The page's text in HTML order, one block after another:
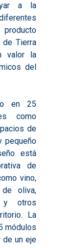
a la
Tierra
valor la
del
en 25
como
de
pequeño
está
de
vino,
oliva,
y otros
La
módulos
de un eje